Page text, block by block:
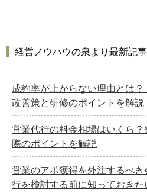
経営ノウハウの泉より最新記事
成約率が上がらない理由とは
改善策と研修のポイントを解説
営業代行の料金相場はいくら
際のポイントを解説
営業のアポ獲得を外注するべ
行を検討する前に知っておき